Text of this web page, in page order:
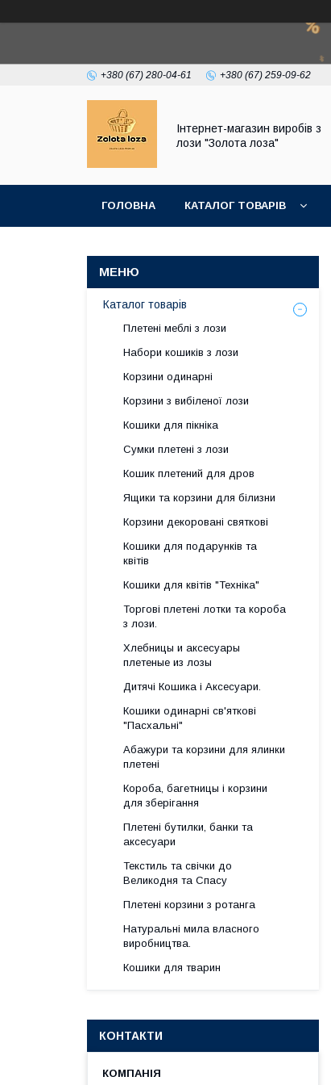
+380 (67) 280-04-61 +380 (67) 259-09-62
Інтернет-магазин виробів з
лози "Золота лоза"
ГОЛОВНА КАТАЛОГ ТОВАРІВ
Каталог товарів
Плетені меблі з лози
Набори кошиків з лози
Корзини одинарні
Корзини з вибіленої лози
Кошики для пікніка
Сумки плетені з лози
Кошик плетений для дров
Ящики та корзини для білизни
Корзини декоровані святкові
Кошики для подарунків та
квітів
Кошики для квітів "Техніка"
Торгові плетені лотки та короба
з лози.
Хлебницы и аксесуары
плетеные из лозы
Дитячі Кошика і Аксесуари.
Кошики одинарні св'яткові
"Пасхальні"
Абажури та корзини для ялинки
плетені
Короба, багетницы і корзини
для зберігання
Плетені бутилки, банки та
аксесуари
Текстиль та свічки до
Великодня та Спасу
Плетені корзини з ротанга
Натуральні мила власного
виробництва.
Кошики для тварин
КОНТАКТИ